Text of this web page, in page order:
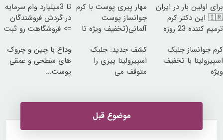
برای اولین بار در ایران
🇮🇷 این دکتر کرم
ترمیم کننده 23 روزه
مهار پیری پوست با کرم
جوانساز پوست
آلمانی(تخفیف ویژه تا
تا 3میلیارد وام سرمایه
در گردش فروشندگان
=> فروشگاهت رو ثبت
کرم جوانساز جلبک
اسپیرولینا با تخفیف
ویژه
کشف جدید: جلبک
اسپیرولینا پیری را
متوقف می
وداع با چین و چروک
های سطحی و عمقی
پوست...
موضوع قبل